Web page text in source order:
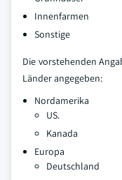
Innenfarmen
Sonstige
Die vorstehenden
Länder angegeben:
Nordamerika
US.
Kanada
Europa
Deutschland